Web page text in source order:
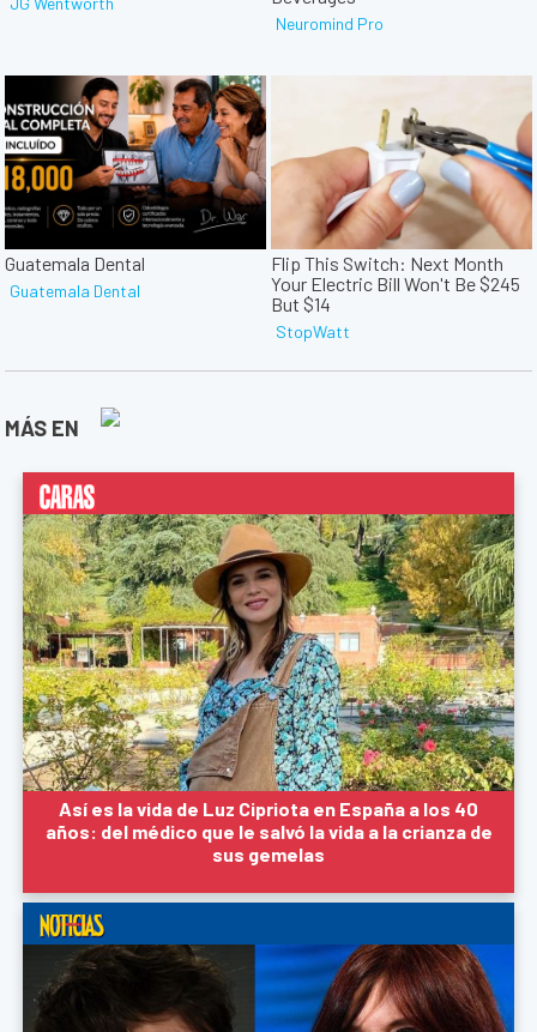
MÁS EN
Así es la vida de Luz Cipriota en España a los 40
años: del médico que le salvó la vida a la crianza de
sus gemelas